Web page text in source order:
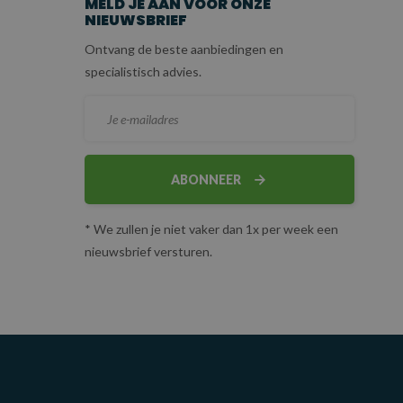
NIEUWSBRIEF
Ontvang de beste aanbiedingen en
specialistisch advies.
ABONNEER
* We zullen je niet vaker dan 1x per week een
nieuwsbrief versturen.